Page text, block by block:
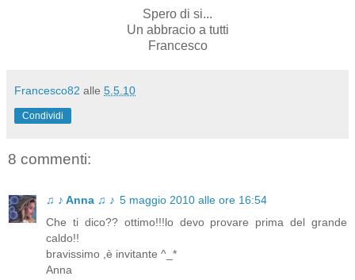
Spero di si...
Un abbracio a tutti
Francesco
Francesco82 alle 5.5.10
Condividi
8 commenti:
♫ ♪ Anna ♫ ♪ 5 maggio 2010 alle ore 16:54
Che ti dico?? ottimo!!!lo devo provare prima del grande
caldo!!
bravissimo ,è invitante ^_*
Anna